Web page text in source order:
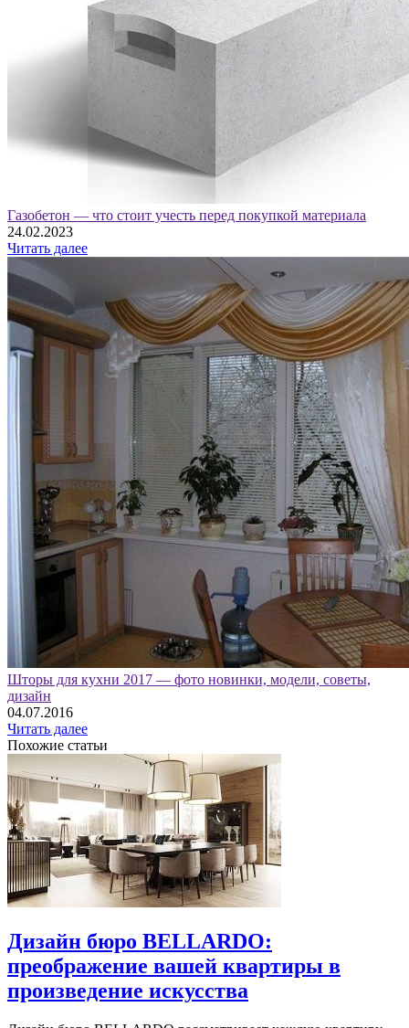
Газобетон — что стоит учесть перед покупкой материала
24.02.2023
Читать далее
Шторы для кухни 2017 — фото новинки, модели, советы,
дизайн
04.07.2016
Читать далее
Похожие статьи
Дизайн бюро BELLARDO:
преображение вашей квартиры в
произведение искусства